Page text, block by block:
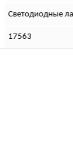
Светодиодные
17563